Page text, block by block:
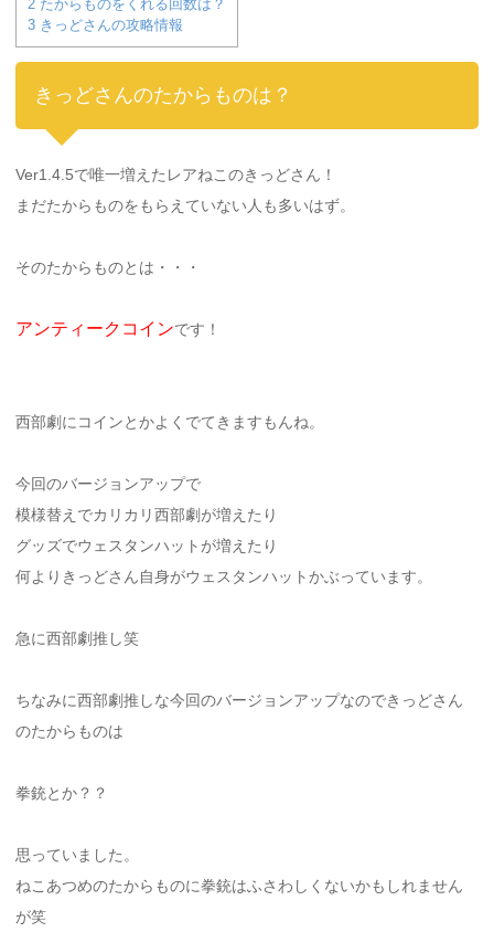
2 たからものをくれる回数は？
3 きっどさんの攻略情報
きっどさんのたからものは？
Ver1.4.5で唯一増えたレアねこのきっどさん！
まだたからものをもらえていない人も多いはず。
そのたからものとは・・・
アンティークコインです！
西部劇にコインとかよくでてきますもんね。
今回のバージョンアップで
模様替えでカリカリ西部劇が増えたり
グッズでウェスタンハットが増えたり
何よりきっどさん自身がウェスタンハットかぶっています。
急に西部劇推し笑
ちなみに西部劇推しな今回のバージョンアップなのできっどさん
のたからものは
拳銃とか？？
思っていました。
ねこあつめのたからものに拳銃はふさわしくないかもしれません
が笑